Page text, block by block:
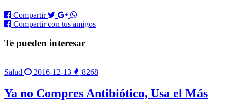
Compartir
Compartircon tus amigos
Te pueden interesar
Salud 2016-12-13 8268
Ya no Compres Antibiótico, Usa el Más